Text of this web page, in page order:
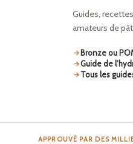
Guides,
amateurs de
Bronze ou
Guide de
Tous les
APPROUVÉ PAR DES